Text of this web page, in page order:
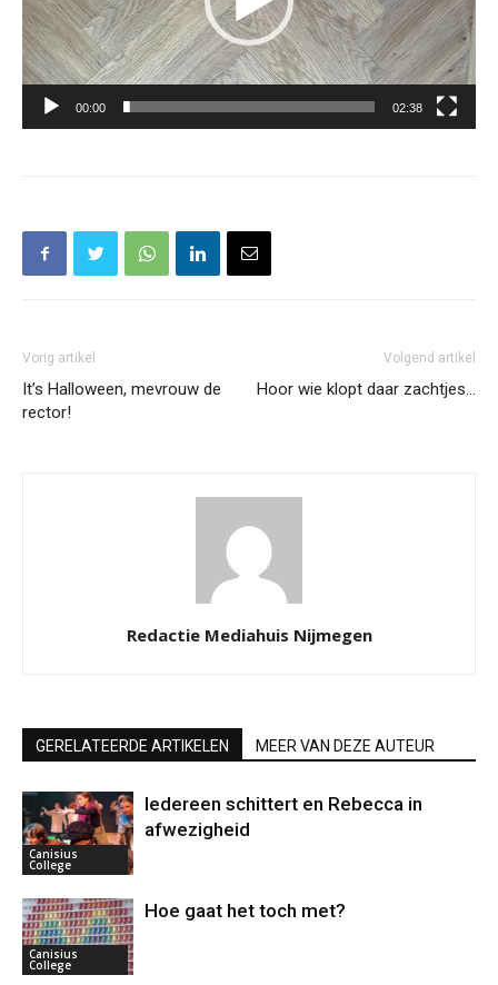
00:00 02:38
Vorig artikel
It’s Halloween, mevrouw de
rector!
Volgend artikel
Hoor wie klopt daar zachtjes…
Redactie Mediahuis Nijmegen
GERELATEERDE ARTIKELEN MEER VAN DEZE AUTEUR
Canisius
College
Iedereen schittert en Rebecca in
afwezigheid
Canisius
College
Hoe gaat het toch met?